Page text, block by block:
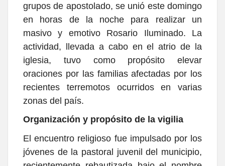
grupos de apostolado, se unió este domingo
en horas de la noche para realizar un
masivo y emotivo Rosario Iluminado. La
actividad, llevada a cabo en el atrio de la
iglesia, tuvo como propósito elevar
oraciones por las familias afectadas por los
recientes terremotos ocurridos en varias
zonas del país.
Organización y propósito de la vigilia
El encuentro religioso fue impulsado por los
jóvenes de la pastoral juvenil del municipio,